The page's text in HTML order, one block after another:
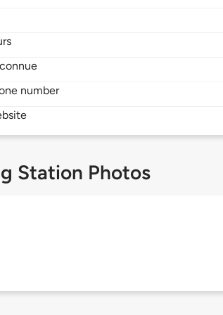
number
Station Photos